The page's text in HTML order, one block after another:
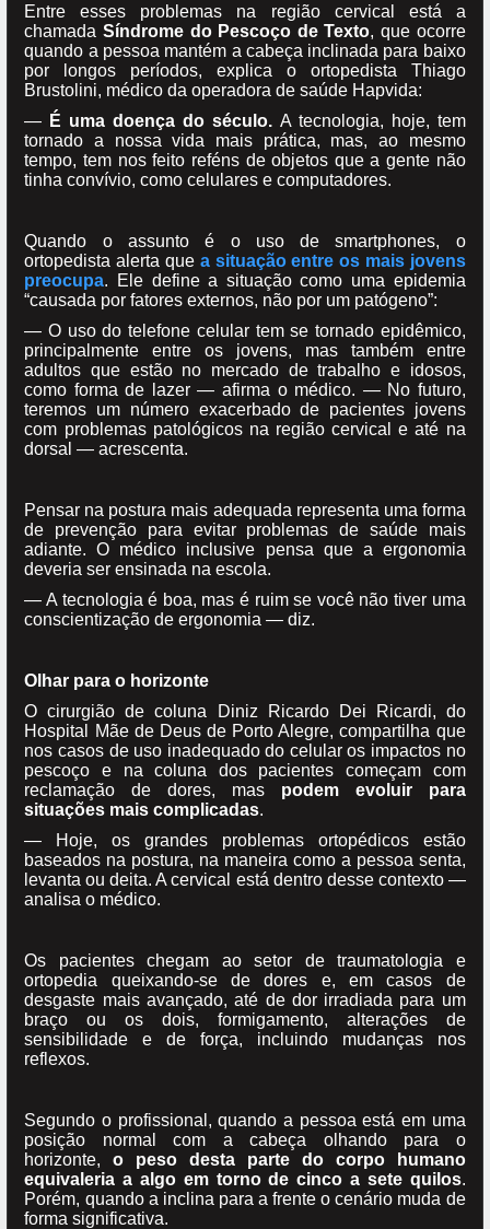
Entre esses problemas na região cervical está a
chamadaSíndrome do Pescoço de Texto, que ocorre
quando a pessoa mantém a cabeça inclinada para baixo
por longos períodos, explica o ortopedista Thiago
Brustolini, médico da operadora de saúde Hapvida:
— É uma doença do século.A tecnologia, hoje, tem
tornado a nossa vida mais prática, mas, ao mesmo
tempo, tem nos feito reféns de objetos que a gente não
tinha convívio, como celulares e computadores.
Quando o assunto é o uso de smartphones, o
ortopedista alerta que a situação entre os mais jovens
preocupa. Ele define a situação como uma epidemia
“causada por fatores externos, não por um patógeno”:
— O uso do telefone celular tem se tornado epidêmico,
principalmente entre os jovens, mas também entre
adultos que estão no mercado de trabalho e idosos,
como forma de lazer — afirma o médico. — No futuro,
teremos um número exacerbado de pacientes jovens
com problemas patológicos na região cervical e até na
dorsal — acrescenta.
Pensar na postura mais adequada representa uma forma
de prevenção para evitar problemas de saúde mais
adiante. O médico inclusive pensa que a ergonomia
deveria ser ensinada na escola.
— A tecnologia é boa, mas é ruim se você não tiver uma
conscientização de ergonomia — diz.
Olhar para o horizonte
O cirurgião de coluna Diniz Ricardo Dei Ricardi, do
Hospital Mãe de Deus de Porto Alegre, compartilha que
nos casos de uso inadequado do celular os impactos no
pescoço e na coluna dos pacientes começam com
reclamação de dores, mas podem evoluir para
situações mais complicadas.
— Hoje, os grandes problemas ortopédicos estão
baseados na postura, na maneira como a pessoa senta,
levanta ou deita. A cervical está dentro desse contexto —
analisa o médico.
Os pacientes chegam ao setor de traumatologia e
ortopedia queixando-se de dores e, em casos de
desgaste mais avançado, até de dor irradiada para um
braço ou os dois, formigamento, alterações de
sensibilidade e de força, incluindo mudanças nos
reflexos.
Segundo o profissional, quando a pessoa está em uma
posição normal com a cabeça olhando para o
horizonte,o peso desta parte do corpo humano
equivaleria a algo em torno de cinco a sete quilos.
Porém, quando a inclina para a frente o cenário muda de
forma significativa.